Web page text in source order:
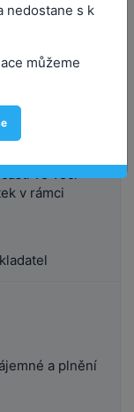
ve věci
v rámci
a plnění
nedostane s k
můžeme